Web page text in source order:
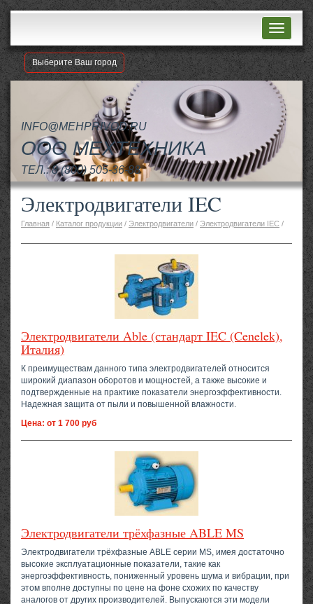
Выберите Ваш город
INFO@MEHPRIVOD.RU
ООО МЕХТЕХНИКА
ТЕЛ.:8 (800) 505-36-88
Электродвигатели IEC
Главная / Каталог продукции / Электродвигатели / Электродвигатели IEC /
Электродвигатели Able (стандарт IEC (Cenelek),
Италия)
К преимуществам данного типа электродвигателей относится
широкий диапазон оборотов и мощностей, а также высокие и
подтвержденные на практике показатели энергоэффективности.
Надежная защита от пыли и повышенной влажности.
Цена: от 1 700 руб
Электродвигатели трёхфазные ABLE MS
Электродвигатели трёхфазные ABLE серии MS, имея достаточно
высокие эксплуатационные показатели, такие как
энергоэффективность, пониженный уровень шума и вибрации, при
этом вполне доступны по цене на фоне схожих по качеству
аналогов от других производителей. Выпускаются эти модели